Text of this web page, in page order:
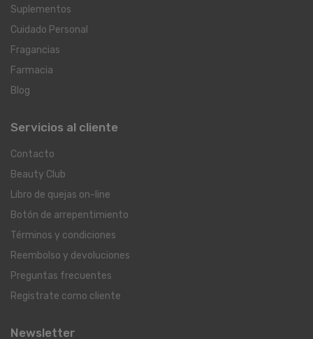
Suplementos
Cuidado Personal
Fragancias
Farmacia
Blog
Servicios al cliente
Contacto
Beauty Club
Libro de quejas on-line
Botón de arrepentimiento
Términos y condiciones
Reembolso y devoluciones
Preguntas frecuentes
Registrate como cliente
Newsletter